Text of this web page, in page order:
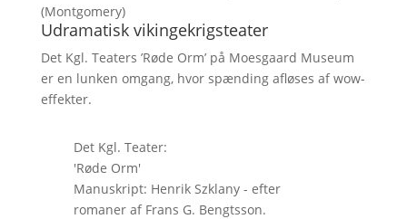
(Montgomery)
Udramatisk vikingekrigsteater
Det Kgl. Teaters ’Røde Orm’ på Moesgaard Museum
er en lunken omgang, hvor spænding afløses af wow-
effekter.
Det Kgl. Teater:
'Røde Orm'
Manuskript: Henrik Szklany - efter
romaner af Frans G. Bengtsson.